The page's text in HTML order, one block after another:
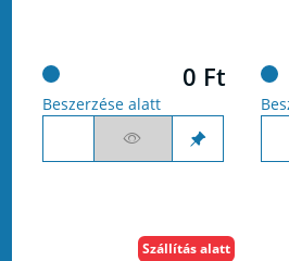
0 Ft
Beszerzése alatt
Szállítás alatt